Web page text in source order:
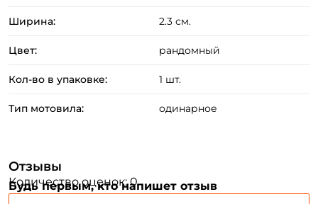
Ширина: 2.3 см.
Цвет: рандомный
Кол-во в упаковке: 1 шт.
Тип мотовила: одинарное
Отзывы
Количество оценок: 0
Будь первым, кто напишет отзыв
Номер телефона: *
Повторите пароль: *
Создать аккаунт